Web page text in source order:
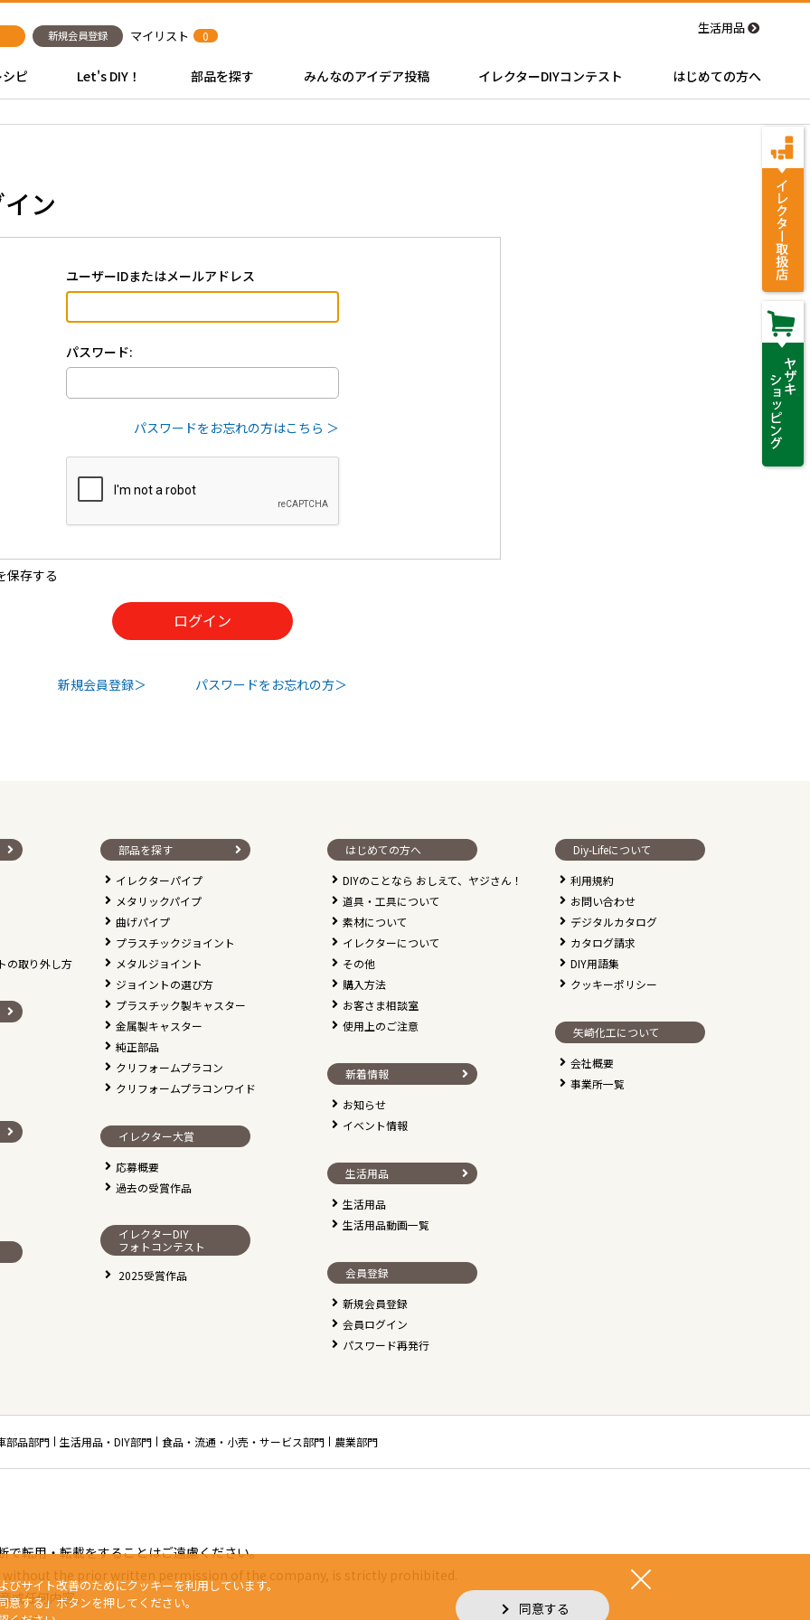
新規会員登録 マイリスト 0 生活用品
ピ Let's DIY！ 部品を探す みんなのアイデア投稿 イレクターDIYコンテスト はじめての方へ
ン
ユーザーIDまたはメールアドレス
パスワード:
パスワードをお忘れの方はこちら ＞
保存する
新規会員登録 パスワードをお忘れの方
の取り外し方
部品を探す
イレクターパイプ
メタリックパイプ
曲げパイプ
プラスチックジョイント
メタルジョイント
ジョイントの選び方
プラスチック製キャスター
金属製キャスター
純正部品
クリフォームプラコン
クリフォームプラコンワイド
イレクター大賞
応募概要
過去の受賞作品
イレクターDIY
フォトコンテスト
2025受賞作品
はじめての方へ
DIYのことなら おしえて、ヤジさん！
道具・工具について
素材について
イレクターについて
その他
購入方法
お客さま相談室
使用上のご注意
新着情報
お知らせ
イベント情報
生活用品
生活用品
生活用品動画一覧
会員登録
新規会員登録
会員ログイン
パスワード再発行
Diy-Lifeについて
利用規約
お問い合わせ
デジタルカタログ
カタログ請求
DIY用語集
クッキーポリシー
矢崎化工について
会社概要
事業所一覧
部品部門 生活用品・DIY部門 食品・流通・小売・サービス部門 農業部門
で転用・転載をすることはご遠慮ください。
the prior written permission of the company, is strictly prohibited.
或任何内容。
びサイト改善のためにクッキーを利用しています。
する」ボタンを押してください。
同意する